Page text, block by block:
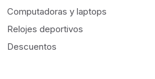
Computadoras y laptops
Relojes deportivos
Descuentos